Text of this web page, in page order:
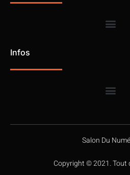
Infos
Salon Du
Copyright © 2021. Tout